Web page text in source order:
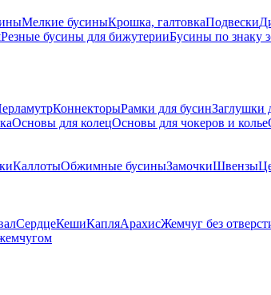
Мелкие бусиныКрошка, галтовкаПодвески
Резные бусины для бижутерииБусины по знаку
КоннекторыРамки для бусинЗаглушки
Основы для колецОсновы для чокеров и колье
КаллотыОбжимные бусиныЗамочкиШвензы
СердцеКешиКапляАрахисЖемчуг без